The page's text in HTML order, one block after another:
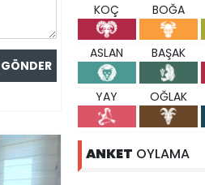
KOÇ BOĞA
ASLAN BAŞAK
YAY OĞLAK
ANKET OYLAMA